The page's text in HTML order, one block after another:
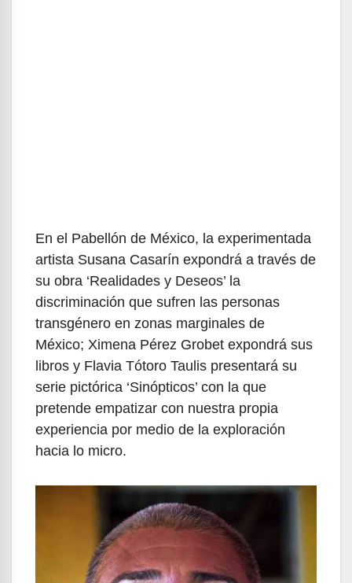
En el Pabellón de México, la experimentada
artista Susana Casarín expondrá a través de
su obra ‘Realidades y Deseos’ la
discriminación que sufren las personas
transgénero en zonas marginales de
México; Ximena Pérez Grobet expondrá sus
libros y Flavia Tótoro Taulis presentará su
serie pictórica ‘Sinópticos’ con la que
pretende empatizar con nuestra propia
experiencia por medio de la exploración
hacia lo micro.